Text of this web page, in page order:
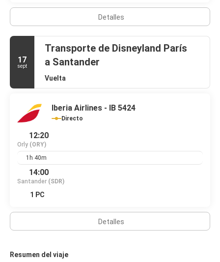
Detalles
17
sept
Transporte de Disneyland París
a Santander
Vuelta
Iberia Airlines - IB 5424
Directo
12:20
Orly (ORY)
1h 40m
14:00
Santander (SDR)
1 PC
Detalles
Resumen del viaje